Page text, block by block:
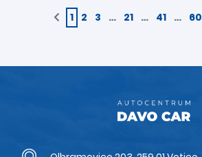
1 2 3 … 21 … 41 … 60